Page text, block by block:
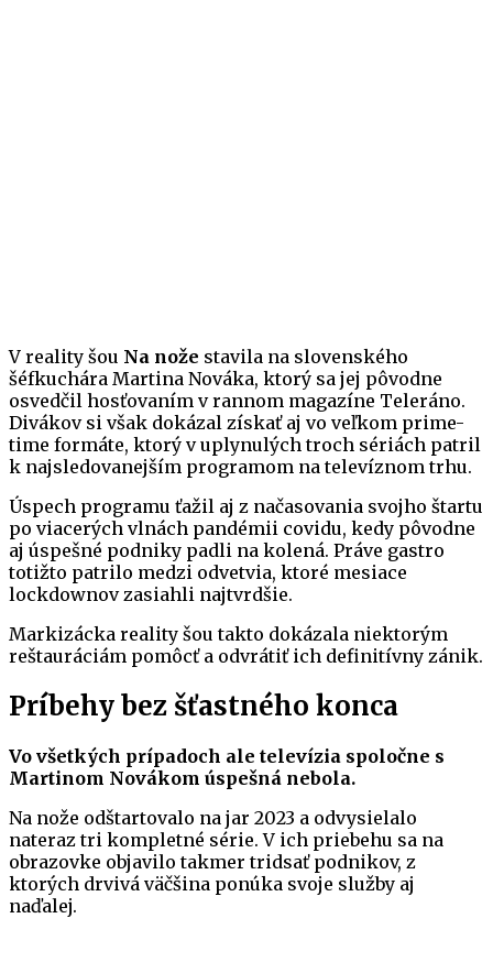
V reality šou Na nože stavila na slovenského
šéfkuchára Martina Nováka, ktorý sa jej pôvodne
osvedčil hosťovaním v rannom magazíne Teleráno.
Divákov si však dokázal získať aj vo veľkom prime-
time formáte, ktorý v uplynulých troch sériách patril
k najsledovanejším programom na televíznom trhu.
Úspech programu ťažil aj z načasovania svojho štartu
po viacerých vlnách pandémii covidu, kedy pôvodne
aj úspešné podniky padli na kolená. Práve gastro
totižto patrilo medzi odvetvia, ktoré mesiace
lockdownov zasiahli najtvrdšie.
Markizácka reality šou takto dokázala niektorým
reštauráciám pomôcť a odvrátiť ich definitívny zánik.
Príbehy bez šťastného konca
Vo všetkých prípadoch ale televízia spoločne s
Martinom Novákom úspešná nebola.
Na nože odštartovalo na jar 2023 a odvysielalo
nateraz tri kompletné série. V ich priebehu sa na
obrazovke objavilo takmer tridsať podnikov, z
ktorých drvivá väčšina ponúka svoje služby aj
naďalej.